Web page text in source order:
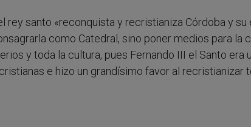
rey santo «reconquista y recristianiza Córdoba y su
como Catedral, sino poner medios para la
y toda la cultura, pues Fernando III el Santo era
e hizo un grandísimo favor al recristianizar